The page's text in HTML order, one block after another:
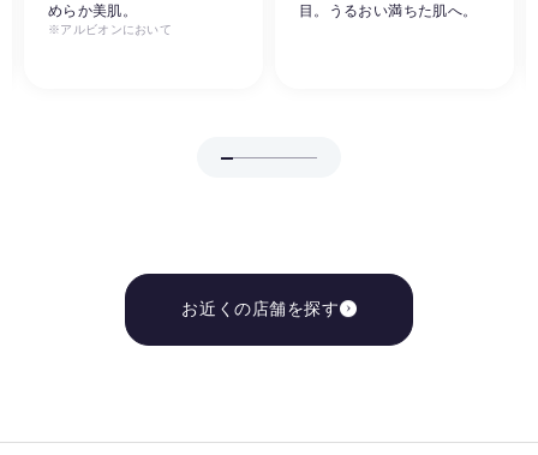
めらか美肌。
※アルビオンにおいて
目。うるおい満ちた肌へ。
お近くの店舗を探す